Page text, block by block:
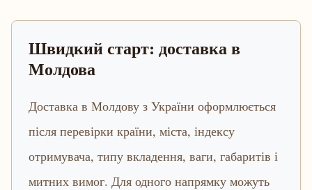
Швидкий старт: доставка в
Молдова
Доставка в Молдову з України оформлюється
після перевірки країни, міста, індексу
отримувача, типу вкладення, ваги, габаритів і
митних вимог. Для одного напрямку можуть